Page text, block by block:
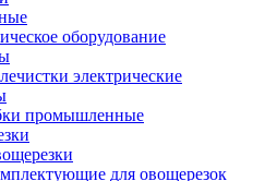
оборудование
электрические
промышленные
для овощерезок